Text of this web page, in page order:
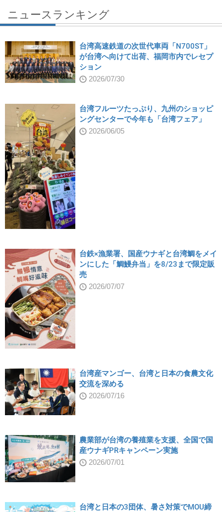
ニュースランキング
台湾高速鉄道の次世代車両「N700ST」
が台湾へ向けて出荷、福岡市内でレセプ
ション
2026/07/30
台湾フルーツたっぷり、九州のショッピ
ングセンターで今年も「台湾フェア」
2026/06/05
台鉄×漁業署、国産ウナギと台湾鯛をメイ
ンにした「鯛鰻弁当」を8/23まで限定販
売
2026/07/07
台湾産マンゴー、台湾と日本の食農文化
交流を深める
2026/07/16
農業部が台湾の養殖業を支援、全国で国
産ウナギPRキャンペーン実施
2026/07/01
台湾と日本の3団体、暑さ対策でMOU締